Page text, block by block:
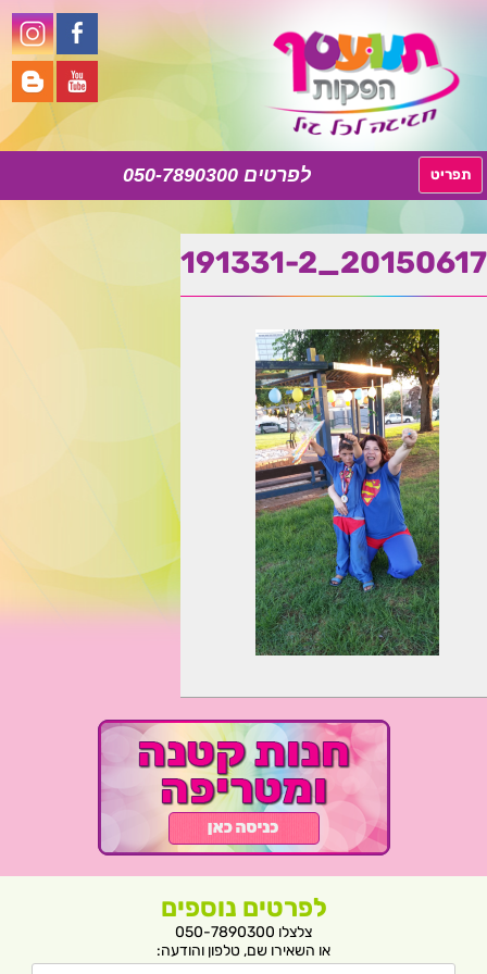
050-7890300 תפריט
לתוכן
20150617_191331-2
לפרטים נוספים
צלצלו 050-7890300
או השאירו שם, טלפון והודעה: